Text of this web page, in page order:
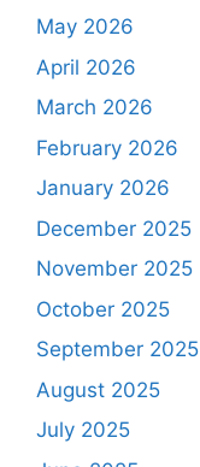
May 2026
April 2026
March 2026
February 2026
January 2026
December 2025
November 2025
October 2025
September 2025
August 2025
July 2025